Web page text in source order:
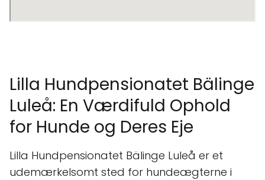
Lilla Hundpensionatet Bälinge
Luleå: En Værdifuld Ophold
for Hunde og Deres Eje
Lilla Hundpensionatet Bälinge Luleå er et
udemærkelsomt sted for hundeægterne i